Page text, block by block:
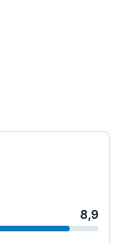
8,9